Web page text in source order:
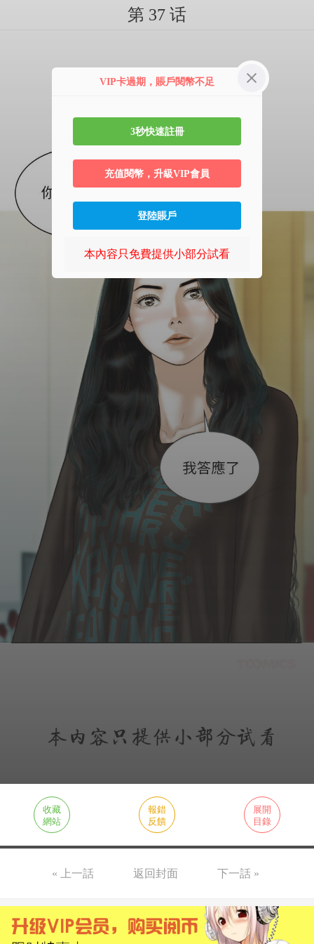
第 37 话
收藏
網站
報錯
反饋
展開
目錄
« 上一話 返回封面 下一話 »
VIP卡過期，賬戶閱幣不足
3秒快速註冊
充值閱幣，升級VIP會員
登陸賬戶
本內容只免費提供小部分試看